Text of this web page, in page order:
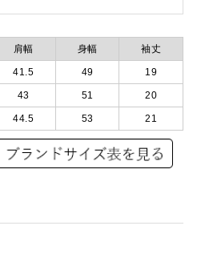
肩幅 身幅 袖丈
41.5 49 19
43 51 20
44.5 53 21